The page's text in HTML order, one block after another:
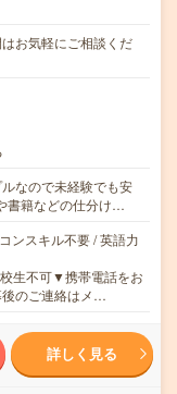
お気軽にご相談くだ
なので未経験でも安
書籍などの仕分け…
ンスキル不要 / 英語力
生不可▼携帯電話をお
後のご連絡はメ…
詳しく見る